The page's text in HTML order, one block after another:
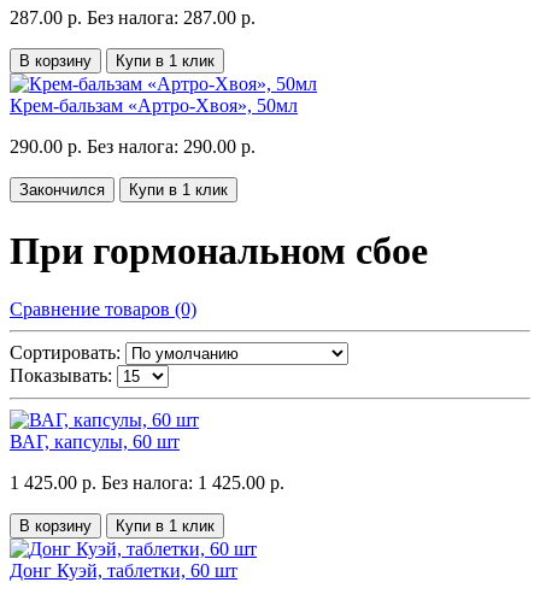
287.00 р. Без налога: 287.00 р.
В корзину Купи в 1 клик
Крем-бальзам «Артро-Хвоя», 50мл
290.00 р. Без налога: 290.00 р.
Закончился Купи в 1 клик
При гормональном сбое
Сравнение товаров (0)
Сортировать:
Показывать:
ВАГ, капсулы, 60 шт
1 425.00 р. Без налога: 1 425.00 р.
В корзину Купи в 1 клик
Донг Куэй, таблетки, 60 шт